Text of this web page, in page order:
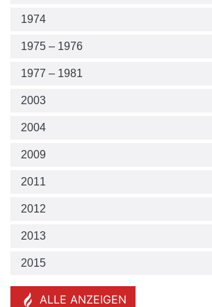
1974
1975 – 1976
1977 – 1981
2003
2004
2009
2011
2012
2013
2015
ALLE ANZEIGEN